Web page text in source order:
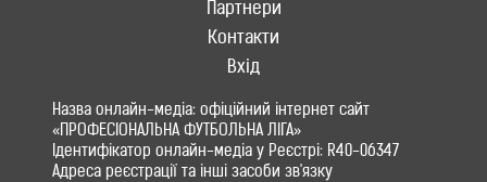
Партнери
Контакти
Вхід
Назва онлайн-медіа: офіційний інтернет сайт
«ПРОФЕСІОНАЛЬНА ФУТБОЛЬНА ЛІГА»
Ідентифікатор онлайн-медіа у Реєстрі: R40-06347
Адреса реєстрації та інші засоби зв'язку